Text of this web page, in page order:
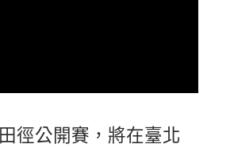
徑公開賽，將在臺北